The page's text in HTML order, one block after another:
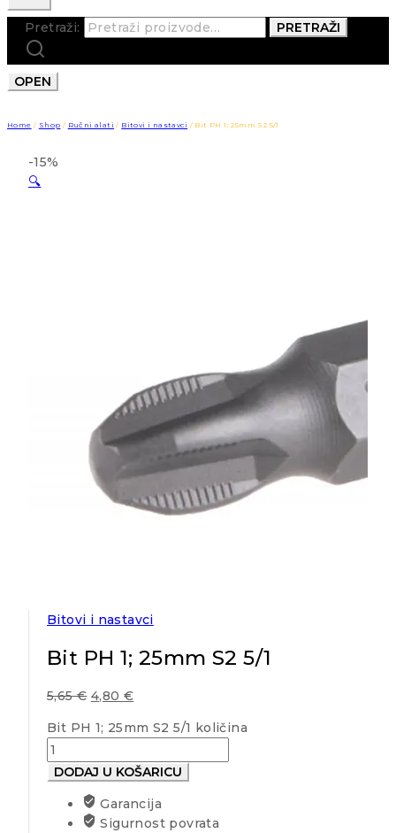
Pretraži: PRETRAŽI
OPEN
Home / Shop / Ručni alati / Bitovi i nastavci / Bit PH 1; 25mm S2 5/1
-15%
🔍
Bitovi i nastavci
Bit PH 1; 25mm S2 5/1
5,65€ 4,80 €
Bit PH 1; 25mm S2 5/1 količina
DODAJ U KOŠARICU
Garancija
Sigurnost povrata